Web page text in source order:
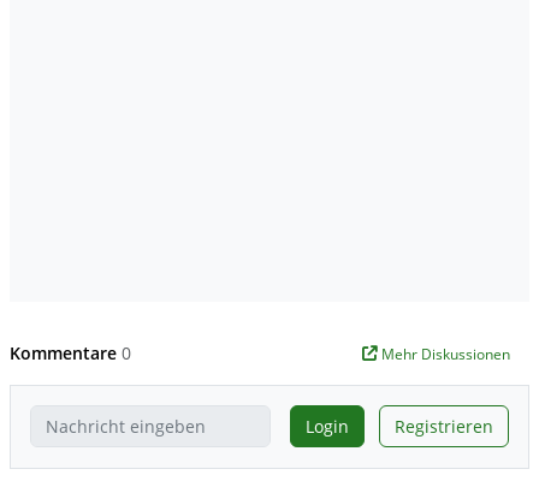
Kommentare 0 Mehr Diskussionen
Login Registrieren